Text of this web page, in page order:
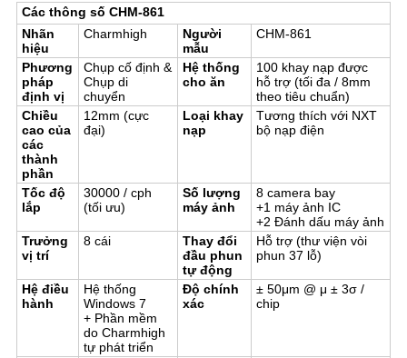
Các thông số CHM-861
Nhãn
hiệu
Charmhigh
Người
mẫu
CHM-861
Phương
pháp
định vị
Chụp cố định &
Chụp di
chuyển
Hệ thống
cho ăn
100 khay nạp được
hỗ trợ (tối đa / 8mm
theo tiêu chuẩn)
Chiều
cao của
các
thành
phần
12mm (cực
đại)
Loại khay
nạp
Tương thích với NXT
bộ nạp điện
Tốc độ
lắp
30000 / cph
(tối ưu)
Số lượng
máy ảnh
8 camera bay
+1 máy ảnh IC
+2 Đánh dấu máy ảnh
Trưởng
vị trí
8 cái
Thay đổi
đầu phun
tự động
Hỗ trợ (thư viện vòi
phun 37 lỗ)
Hệ điều
hành
Hệ thống
Windows 7
+ Phần mềm
do Charmhigh
tự phát triển
Độ chính
xác
± 50μm @ μ ± 3σ /
chip